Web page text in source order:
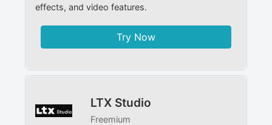
effects, and video features.
Try Now
LTX Studio
Freemium